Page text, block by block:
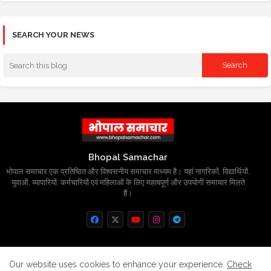
SEARCH YOUR NEWS
Bhopal Samachar
भोपाल समाचार एक प्रतिष्ठित और विश्वसनीय समाचार माध्यम है। यहां नागरिकों, विद्यार्थियों,
युवाओं, व्यापारियों, कर्मचारियों एवं महिलाओं के लिए महत्वपूर्ण और उपयोगी समाचार मिलते
हैं।
Home About Contact us Privacy Policy
Our website uses cookies to enhance your experience. Check